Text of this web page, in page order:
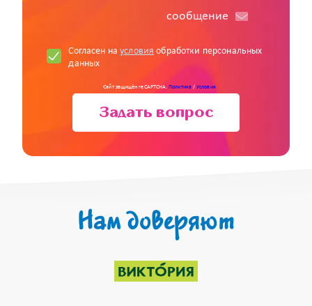
cообщение
Согласен наусловия обработки персональных
данных
Сайт защищён reCAPTCHA.Политика/Условия
Задать вопрос
Нам доверяют